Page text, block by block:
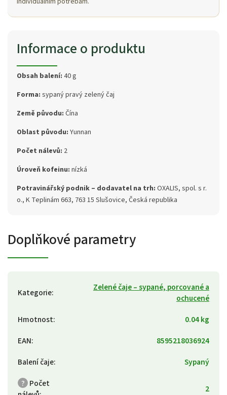
Informace o produktu
Obsah balení: 40 g
Forma: sypaný pravý zelený čaj
Země původu: Čína
Oblast původu: Yunnan
Počet nálevů: 2
Úroveň kofeinu: nízká
Potravinářský podnik – dodavatel na trh: OXALIS, spol. s r.
o., K Teplinám 663, 763 15 Slušovice, Česká republika
Doplňkové parametry
Kategorie:
Zelené čaje – sypané, porcované a
ochucené
Hmotnost:
0.04 kg
EAN:
8595218036924
Balení čaje:
Sypaný
? Počet
2